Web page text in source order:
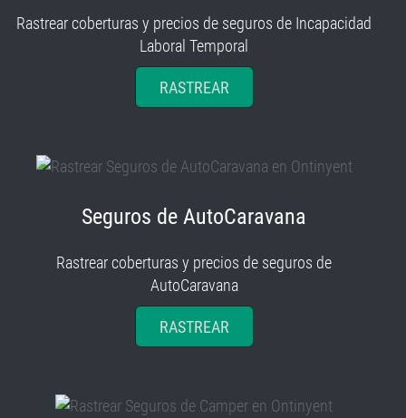
Rastrear coberturas y precios de seguros de Incapacidad
Laboral Temporal
RASTREAR
Seguros de AutoCaravana
Rastrear coberturas y precios de seguros de
AutoCaravana
RASTREAR